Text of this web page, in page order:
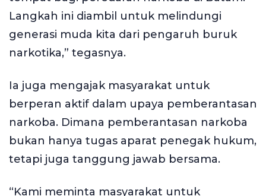
Langkah ini diambil untuk melindungi
generasi muda kita dari pengaruh buruk
narkotika,” tegasnya.
Ia juga mengajak masyarakat untuk
berperan aktif dalam upaya pemberantasan
narkoba. Dimana pemberantasan narkoba
bukan hanya tugas aparat penegak hukum,
tetapi juga tanggung jawab bersama.
“Kami meminta masyarakat untuk